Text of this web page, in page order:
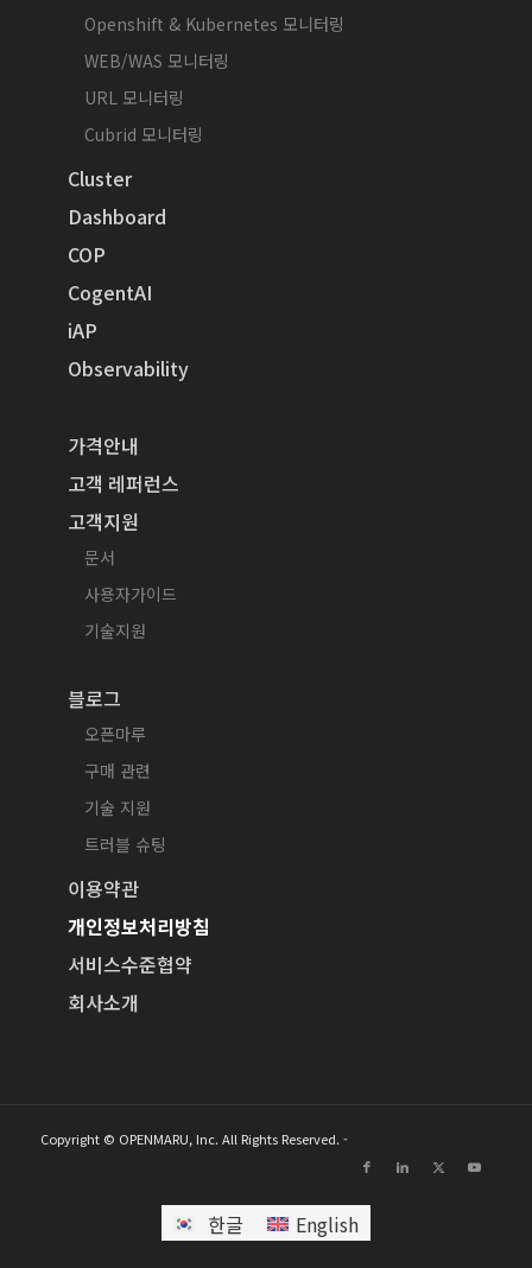
Openshift & Kubernetes 모니터링
WEB/WAS 모니터링
URL 모니터링
Cubrid 모니터링
Cluster
Dashboard
COP
CogentAI
iAP
Observability
가격안내
고객 레퍼런스
고객지원
문서
사용자가이드
기술지원
블로그
오픈마루
구매 관련
기술 지원
트러블 슈팅
이용약관
개인정보처리방침
서비스수준협약
회사소개
Copyright © OPENMARU, Inc. All Rights Reserved. -
한글 English